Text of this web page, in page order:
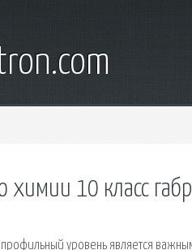
химии 10 класс
профильный уровень является